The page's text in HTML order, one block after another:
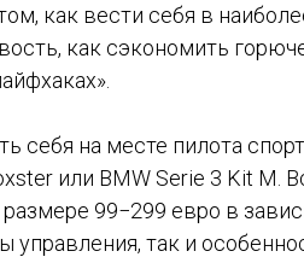
как вести себя в
как сэкономить
на месте пилота
или BMW Serie 3 Kit M.
99−299 евро в
так и